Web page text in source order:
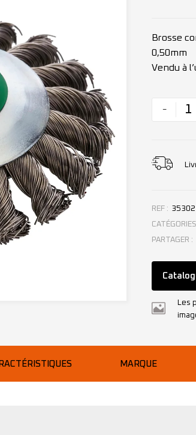
Brosse
0,50mm
Vendu à
-
REF :
PARTAGER :
Les
MARQUE